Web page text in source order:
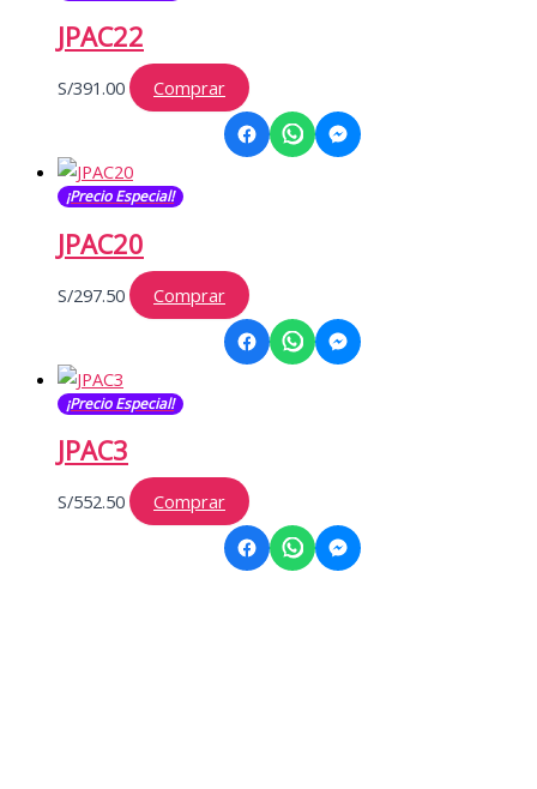
JPAC22
S/391.00 Comprar
¡Precio Especial!
JPAC20
S/297.50 Comprar
¡Precio Especial!
JPAC3
S/552.50 Comprar